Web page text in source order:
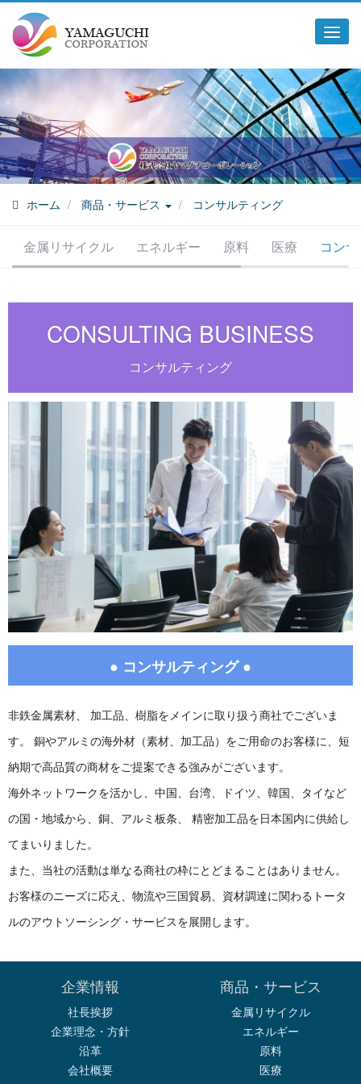
ホーム 商品・サービス コンサルティング
金属リサイクル エネルギー 原料 医療 コン
CONSULTING BUSINESS
コンサルティング
● コンサルティング ●
非鉄金属素材、 加工品、樹脂をメインに取り扱う商社でございま
す。 銅やアルミの海外材（素材、加工品）をご用命のお客様に、短
納期で高品質の商材をご提案できる強みがございます。
海外ネットワークを活かし、中国、台湾、ドイツ、韓国、タイなど
の国・地域から、銅、アルミ板条、 精密加工品を日本国内に供給し
てまいりました。
また、当社の活動は単なる商社の枠にとどまることはありません。
お客様のニーズに応え、物流や三国貿易、資材調達に関わるトータ
ルのアウトソーシング・サービスを展開します。
企業情報
社長挨拶
企業理念・方針
沿革
会社概要
商品・サービス
金属リサイクル
エネルギー
原料
医療